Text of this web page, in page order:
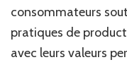
consommateurs
pratiques de
avec leurs valeurs